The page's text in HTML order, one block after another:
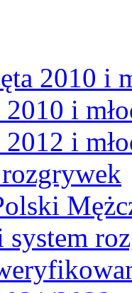
2010 i
2010 i
2012 i
system